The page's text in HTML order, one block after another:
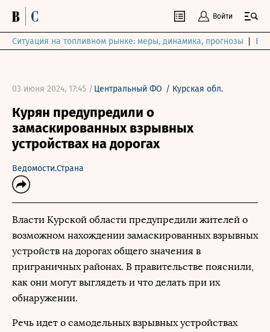
Войти
Ситуация на топливном рынке: меры, динамика, прогнозы
03 июня 2024, 17:45 / Центральный ФО / Курская обл.
Курян предупредили о
замаскированных взрывных
устройствах на дорогах
Ведомости.Страна
Власти Курской области предупредили жителей о
возможном нахождении замаскированных взрывных
устройств на дорогах общего значения в
приграничных районах. В правительстве пояснили,
как они могут выглядеть и что делать при их
обнаружении.
Речь идет о самодельных взрывных устройствах